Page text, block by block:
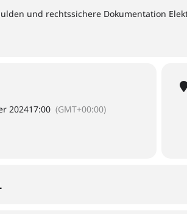
und rechtssichere Dokumentation
202417:00 (GMT+00:00)